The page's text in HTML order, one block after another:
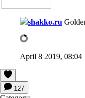
shakko.ru
April 8 2019, 08:04
127